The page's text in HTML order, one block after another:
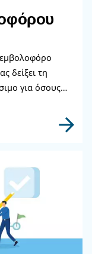
για τα
με όσο το
ειδικοί μας θα
μας!